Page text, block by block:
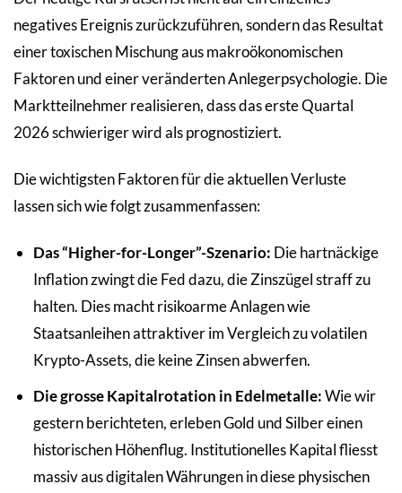
negatives Ereignis zurückzuführen, sondern das Resultat
einer toxischen Mischung aus makroökonomischen
Faktoren und einer veränderten Anlegerpsychologie. Die
Marktteilnehmer realisieren, dass das erste Quartal
2026 schwieriger wird als prognostiziert.
Die wichtigsten Faktoren für die aktuellen Verluste
lassen sich wie folgt zusammenfassen:
Das “Higher-for-Longer”-Szenario: Die hartnäckige
Inflation zwingt die Fed dazu, die Zinszügel straff zu
halten. Dies macht risikoarme Anlagen wie
Staatsanleihen attraktiver im Vergleich zu volatilen
Krypto-Assets, die keine Zinsen abwerfen.
Die grosse Kapitalrotation in Edelmetalle:Wie wir
gestern berichteten, erleben Gold und Silber einen
historischen Höhenflug. Institutionelles Kapital fliesst
massiv aus digitalen Währungen in diese physischen